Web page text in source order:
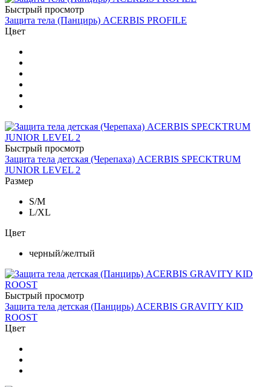
Быстрый просмотр
Защита тела (Панцирь) ACERBIS PROFILE
Цвет
Быстрый просмотр
Защита тела детская (Черепаха) ACERBIS SPECKTRUM
JUNIOR LEVEL 2
Размер
S/M
L/XL
Цвет
черный/желтый
Быстрый просмотр
Защита тела детская (Панцирь) ACERBIS GRAVITY KID
ROOST
Цвет